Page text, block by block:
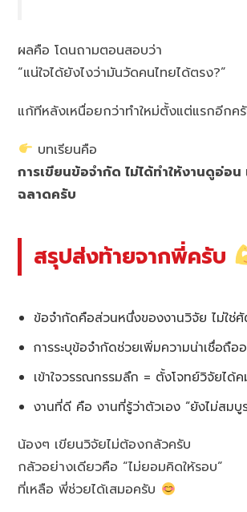
ผลคือ โดนถามตอนสอบว่า
“แน่ใจได้ยังไงว่ามันวัดคนไทยได้ตรง?”
แก้ทีหลังเหนื่อยกว่าทำใหม่ตั้งแต่แรกอีกค
บทเรียนคือ
การเขียนข้อจำกัด ไม่ได้ทำให้งานดูอ่อ
ฉลาดครับ
สรุปส่งท้ายจากพี่ครับ
ข้อจำกัดคือส่วนหนึ่งของงานวิจัย ไม่ใช่
การระบุข้อจำกัดช่วยเพิ่มความน่าเชื่อถือ
เข้าใจวรรณกรรมลึก = ตั้งโจทย์วิจัยได้ค
งานที่ดี คือ งานที่รู้ว่าตัวเอง “ยังไม่สม
น้องๆ เขียนวิจัยไม่ต้องกลัวครับ
กลัวอย่างเดียวคือ “ไม่ยอมคิดให้รอบ”
ที่เหลือ พี่ช่วยได้เสมอครับ